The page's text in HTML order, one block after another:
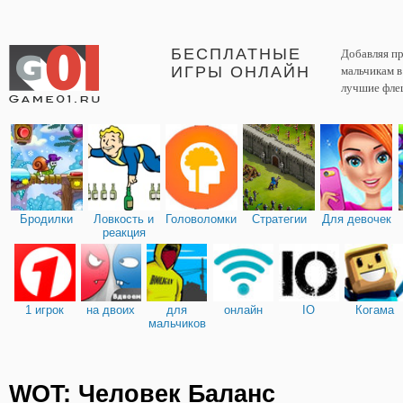
БЕСПЛАТНЫЕ
ИГРЫ ОНЛАЙН
Добавляя
мальчикам
лучшие
Бродилки
Ловкость и
реакция
Головоломки Стратегии Для девочек
1 игрок на двоих
для
мальчиков
онлайн IO Когама
WOT: Человек Баланс